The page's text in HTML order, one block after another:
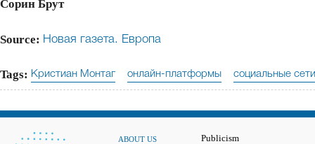
Сорин Брут
Source: Новая газета. Европа
Tags: Кристиан Монтаг онлайн-платформы социальные сети
ABOUT US
Publicism